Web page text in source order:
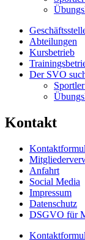
Abteilungen
Kursbetrieb
Der SVO
Kontakt
Anfahrt
Social Media
Impressum
Datenschutz
DSGVO für